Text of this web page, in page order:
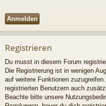
Registrieren
Du musst in diesem Forum
Die Registrierung ist in wenigen
auf weitere Funktionen
registrierten Benutzern auch
Beachte bitte unsere